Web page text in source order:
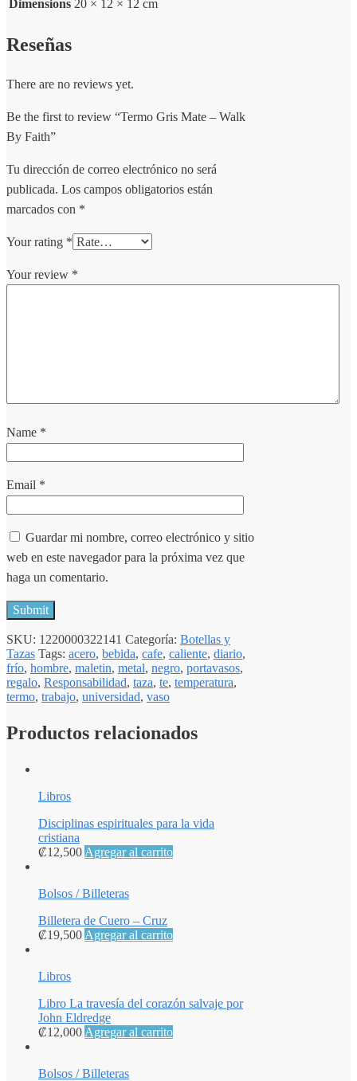
Dimensions 20 × 12 × 12 cm
Reseñas
There are no reviews yet.
Be the first to review “Termo Gris Mate – Walk
By Faith”
Tu dirección de correo electrónico no será
publicada. Los campos obligatorios están
marcados con *
Your rating *
Your review *
Name *
Email *
Guardar mi nombre, correo electrónico y sitio
web en este navegador para la próxima vez que
haga un comentario.
SKU: 1220000322141 Categoría: Botellas y
Tazas Tags: acero, bebida, cafe, caliente, diario,
frío, hombre, maletin, metal, negro, portavasos,
regalo, Responsabilidad, taza, te, temperatura,
termo, trabajo, universidad, vaso
Productos relacionados
Libros
Disciplinas espirituales para la vida
cristiana
₡12,500 Agregar al carrito
Bolsos / Billeteras
Billetera de Cuero – Cruz
₡19,500 Agregar al carrito
Libros
Libro La travesía del corazón salvaje por
John Eldredge
₡12,000 Agregar al carrito
Bolsos / Billeteras